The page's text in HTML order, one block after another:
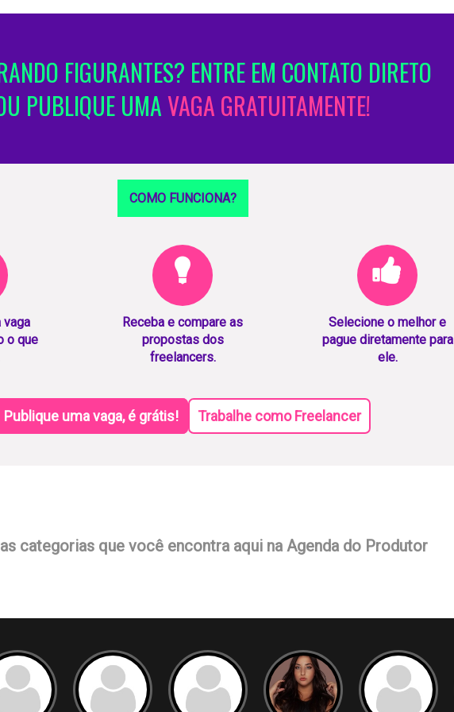
FIGURANTES? ENTRE EM CONTATO DIRETO
PUBLIQUE UMAVAGA GRATUITAMENTE!
COMO FUNCIONA?
vaga
o que
Receba e compare as
propostas dos
freelancers.
Selecione o melhor e
pague diretamente para
ele.
Publique uma vaga, é grátis! Trabalhe como Freelancer
categorias que você encontra aqui na Agenda do Produtor